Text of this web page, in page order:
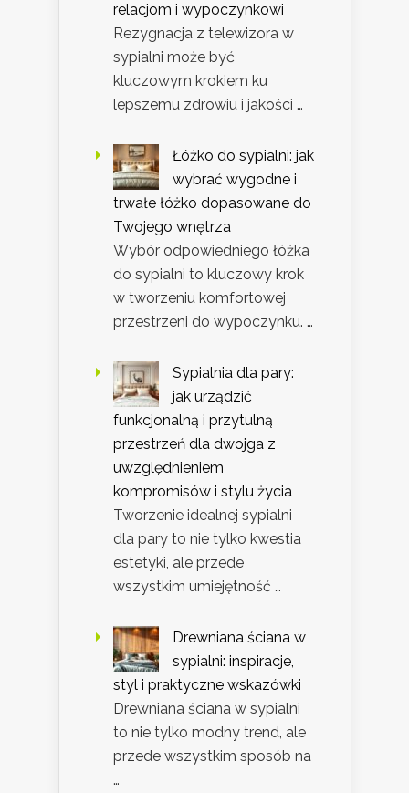
relacjom i wypoczynkowi
Rezygnacja z telewizora w
sypialni może być
kluczowym krokiem ku
lepszemu zdrowiu i jakości …
Łóżko do sypialni: jak
wybrać wygodne i
trwałe łóżko dopasowane do
Twojego wnętrza
Wybór odpowiedniego łóżka
do sypialni to kluczowy krok
w tworzeniu komfortowej
przestrzeni do wypoczynku. …
Sypialnia dla pary:
jak urządzić
funkcjonalną i przytulną
przestrzeń dla dwojga z
uwzględnieniem
kompromisów i stylu życia
Tworzenie idealnej sypialni
dla pary to nie tylko kwestia
estetyki, ale przede
wszystkim umiejętność …
Drewniana ściana w
sypialni: inspiracje,
styl i praktyczne wskazówki
Drewniana ściana w sypialni
to nie tylko modny trend, ale
przede wszystkim sposób na
…